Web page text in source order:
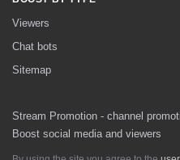
Viewers
Chat bots
Sitemap
Stream Promotion - channel
Boost social media and viewers